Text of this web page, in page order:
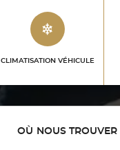
CLIMATISATION VÉHICULE
OÙ NOUS TROUVER